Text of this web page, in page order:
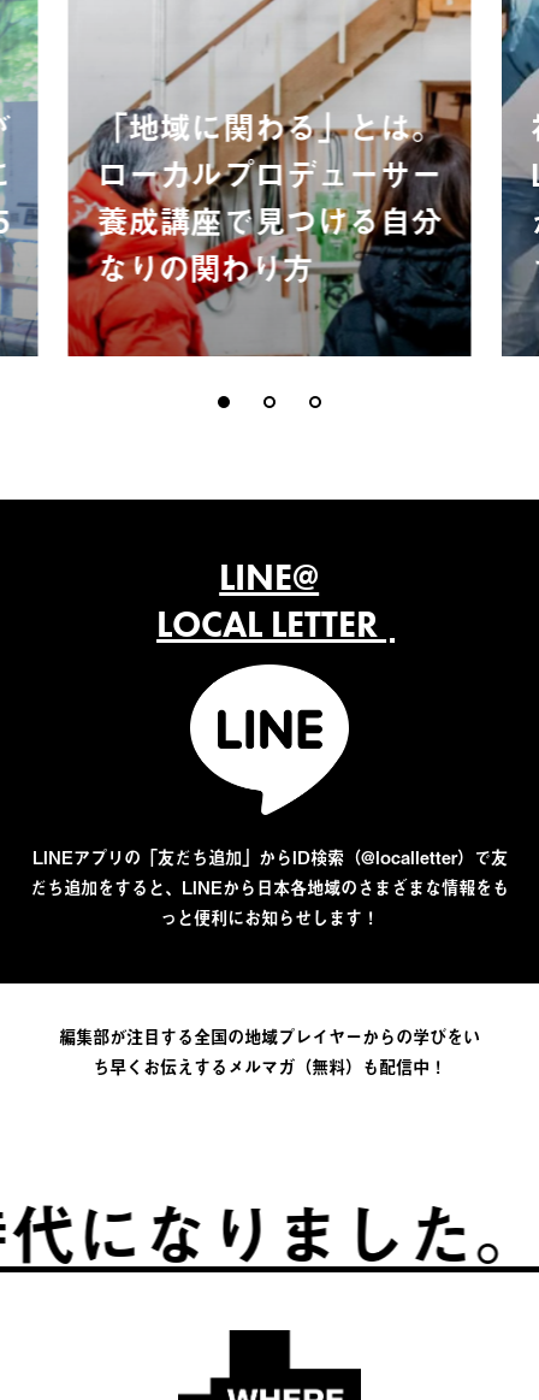
「地域に関わる」とは。
ローカルプロデューサー
養成講座で見つける自分
なりの関わり方
LINE@
LOCAL LETTER
LINEアプリの「友だち追加」からID検索（@localletter）で友
だち追加をすると、LINEから日本各地域のさまざまな情報をも
っと便利にお知らせします！
編集部が注目する全国の地域プレイヤーからの学びをい
ち早くお伝えするメルマガ（無料）も配信中！
なりました。ふ